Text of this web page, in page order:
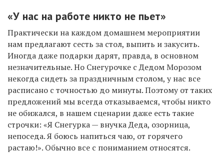
«У нас на работе никто не пьет»
Практически на каждом домашнем мероприятии
нам предлагают сесть за стол, выпить и закусить.
Иногда даже подарки дарят, правда, в основном
незначительные. Но Снегурочке с Дедом Морозом
некогда сидеть за праздничным столом, у нас все
расписано с точностью до минуты. Поэтому от таких
предложений мы всегда отказываемся, чтобы никто
не обижался, в нашем сценарии даже есть такие
строчки: «Я Снегурка — внучка Деда, озорница,
непоседа. Я боюсь напиться чаю, от горячего
растаю!». Обычно все с пониманием относятся.